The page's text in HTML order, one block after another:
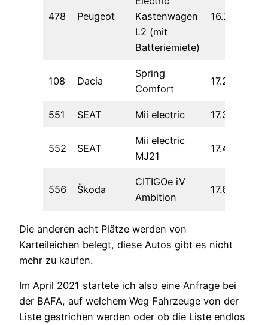
478 Peugeot
Kastenwagen
L2 (mit
Batteriemiete)
16.740,00
108 Dacia
Spring
Comfort
17.218,49
551 SEAT Mii electric 17.352,94
552 SEAT
Mii electric
MJ21
17.415,97
556 Škoda
CITIGOe iV
Ambition
17.605,04
Die anderen acht Plätze werden von
Karteileichen belegt, diese Autos gibt es nicht
mehr zu kaufen.
Im April 2021 startete ich also eine Anfrage bei
der BAFA, auf welchem Weg Fahrzeuge von der
Liste gestrichen werden oder ob die Liste endlos